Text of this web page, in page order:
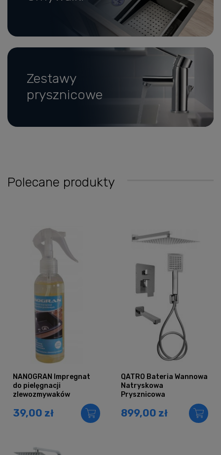
Zestawy
prysznicowe
Polecane produkty
NANOGRAN Impregnat
do pielęgnacji
zlewozmywaków
39,00 zł
QATRO Bateria Wannowa
Natryskowa
Prysznicowa
Deszczownicą 20
899,00 zł